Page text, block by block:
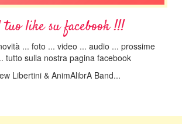
like su facebook !!!
... foto ... video ... audio ... prossime
tutto sulla nostra pagina facebook
Libertini & AnimAlibrA Band...